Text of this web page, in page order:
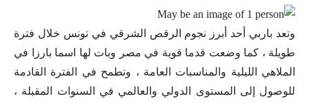
وتعد باربي أحد أبرز نجوم الرقص الشرقي في تونس خلال فترة
طويلة ، كما وضعت قدما قوية في مصر وبات لها اسما بارزا في
الملاهي الليلية والمناسبات العامة ، وتطمح في الفترة القادمة
للوصول إلى المستوى الدولي والعالمي في السنوات المقبلة ،